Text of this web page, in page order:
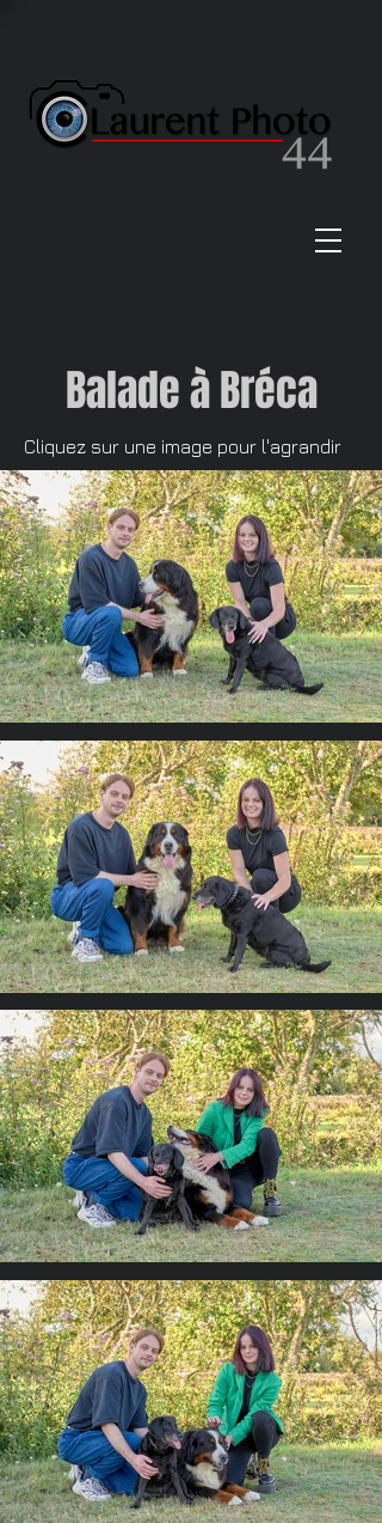
Balade à Bréca
Cliquez sur une image pour l'agrandir